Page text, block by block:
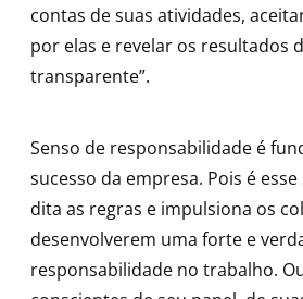
contas de suas atividades,
por elas e revelar os resultados
transparente”.
Senso de responsabilidade é
sucesso da empresa. Pois é
dita as regras e impulsiona os
desenvolverem uma forte e
responsabilidade no trabalho.